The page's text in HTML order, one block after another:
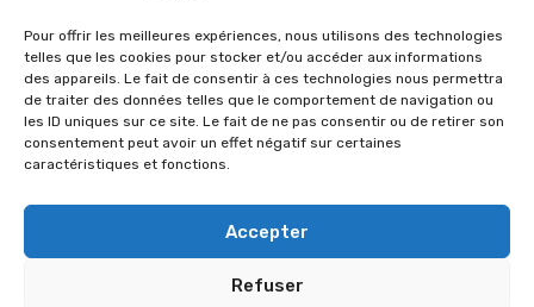
Pour offrir les meilleures expériences, nous utilisons des technologies
telles que les cookies pour stocker et/ou accéder aux informations
des appareils. Le fait de consentir à ces technologies nous permettra
de traiter des données telles que le comportement de navigation ou
les ID uniques sur ce site. Le fait de ne pas consentir ou de retirer son
consentement peut avoir un effet négatif sur certaines
caractéristiques et fonctions.
Accepter
Refuser